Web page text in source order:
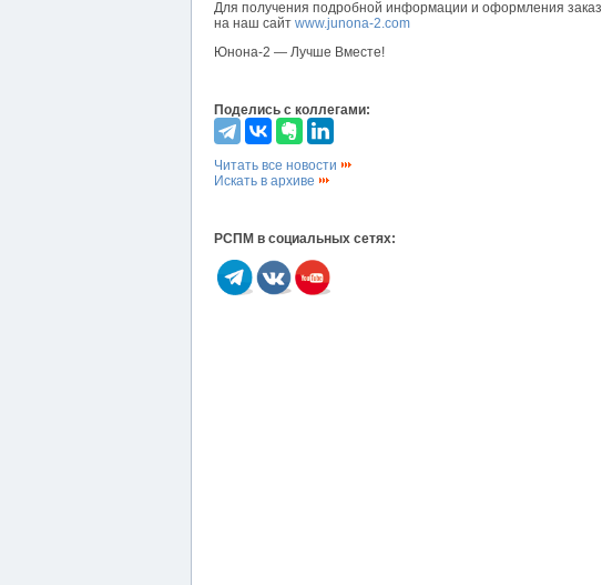
Для получения подробной информации и оформления
на наш сайт www.junona-2.com
Юнона-2 — Лучше Вместе!
Поделись с коллегами:
Читать все новости
Искать в архиве
РСПМ в социальных сетях: